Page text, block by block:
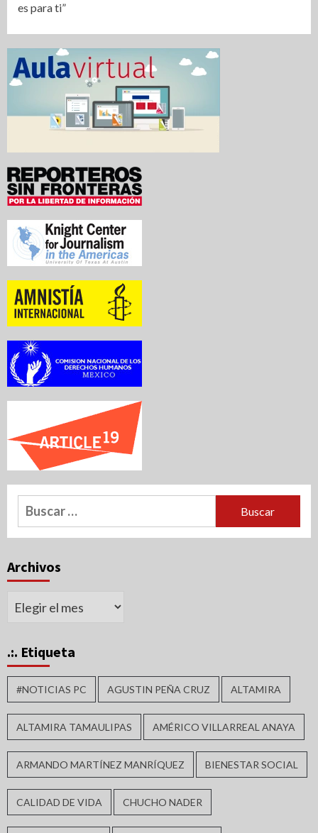
es para ti”
Buscar:
Archivos
Archivos
.:. Etiqueta
#NOTICIAS PC AGUSTIN PEÑA CRUZ ALTAMIRA
ALTAMIRA TAMAULIPAS AMÉRICO VILLARREAL ANAYA
ARMANDO MARTÍNEZ MANRÍQUEZ BIENESTAR SOCIAL
CALIDAD DE VIDA CHUCHO NADER